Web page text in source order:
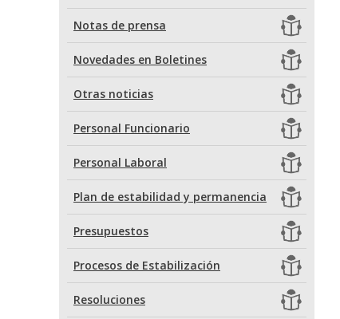
Notas de prensa
Novedades en Boletines
Otras noticias
Personal Funcionario
Personal Laboral
Plan de estabilidad y permanencia
Presupuestos
Procesos de Estabilización
Resoluciones